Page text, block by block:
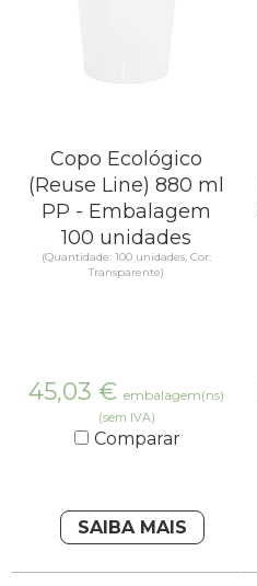
Copo Ecológico
(Reuse Line) 880 ml
PP - Embalagem
100 unidades
(Quantidade: 100 unidades, Cor:
Transparente)
45,03 € embalagem(ns)
(sem IVA)
Comparar
SAIBA MAIS